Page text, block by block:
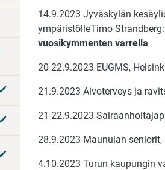
14.9.2023 Jyväskylän
ympäristölleTimo Strandberg:
vuosikymmenten varrella
20-22.9.2023 EUGMS,
21.9.2023 Aivoterveys ja
21-22.9.2023
28.9.2023 Maunulan seniorit,
4.10.2023 Turun kaupungin